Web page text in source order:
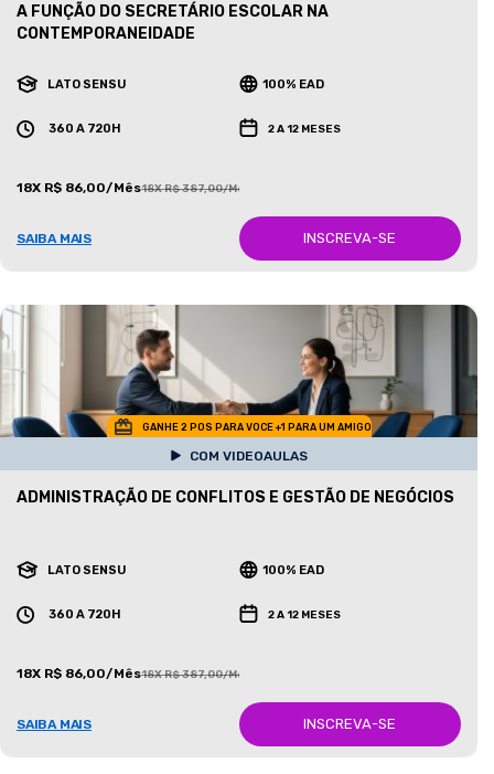
A FUNÇÃO DO SECRETÁRIO ESCOLAR NA
CONTEMPORANEIDADE
LATO SENSU 100% EAD
360 A 720H 2 A 12 MESES
18X R$ 86,00/Mês18X R$ 387,00/Mês
SAIBA MAIS INSCREVA-SE
GANHE 2 POS PARA VOCE +1 PARA UM AMIGO
COM VIDEOAULAS
ADMINISTRAÇÃO DE CONFLITOS E GESTÃO DE NEGÓCIOS
LATO SENSU 100% EAD
360 A 720H 2 A 12 MESES
18X R$ 86,00/Mês18X R$ 387,00/Mês
SAIBA MAIS INSCREVA-SE